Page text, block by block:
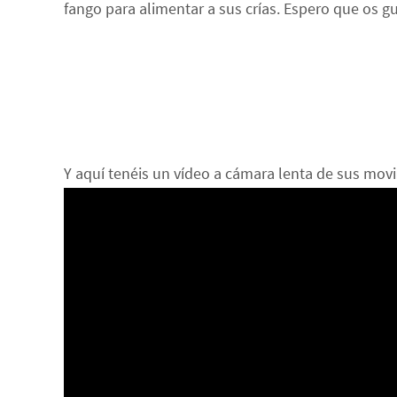
fango para alimentar a sus crías. Espero que os
Y aquí tenéis un vídeo a cámara lenta de sus